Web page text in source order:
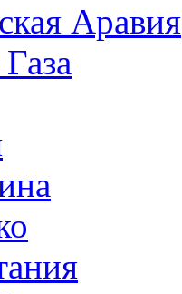
Аравия